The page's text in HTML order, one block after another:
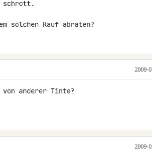
schrott.
solchen Kauf abraten?
2009-
anderer Tinte?
2009-